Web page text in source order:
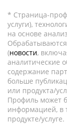
* Страница-
услуги),
на основе
(новости,
аналитические
содержание
больше
или продукта/
Профиль может
информацией, в
продукте/услуге.